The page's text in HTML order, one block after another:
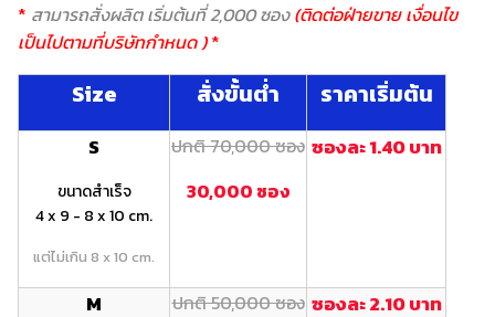
* สามารถสั่งผลิต เริ่มต้นที่ 2,000 ซอง(ติดต่อฝ่ายขาย เงื่อนไข
เป็นไปตามที่บริษัทกำหนด ) *
Size สั่งขั้นต่ำ ราคาเริ่มต้น
S
ขนาดสำเร็จ
4 x 9 - 8 x 10 cm.
แต่ไม่เกิน 8 x 10 cm.
ปกติ 70,000 ซอง
30,000 ซอง
ซองละ 1.40 บาท
M
ปกติ 50,000 ซอง ซองละ 2.10 บาท